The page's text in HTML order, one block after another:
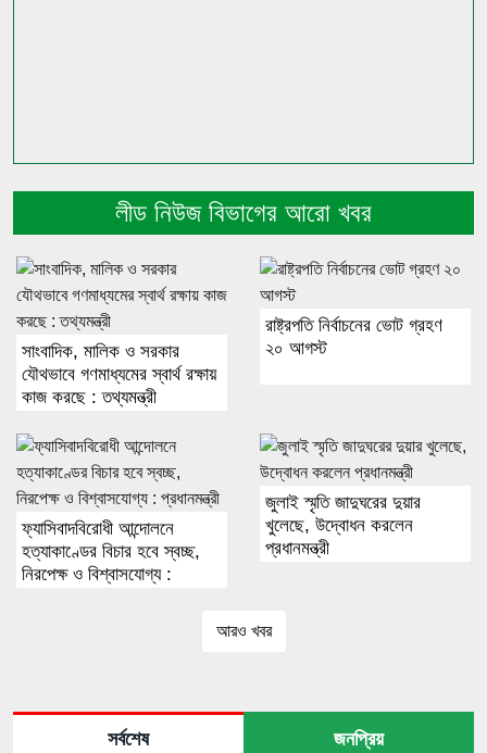
লীড নিউজ বিভাগের আরো খবর
সাংবাদিক, মালিক ও সরকার
যৌথভাবে গণমাধ্যমের স্বার্থ রক্ষায়
কাজ করছে : তথ্যমন্ত্রী
রাষ্ট্রপতি নির্বাচনের ভোট গ্রহণ
২০ আগস্ট
ফ্যাসিবাদবিরোধী আন্দোলনে
হত্যাকাণ্ডের বিচার হবে স্বচ্ছ,
নিরপেক্ষ ও বিশ্বাসযোগ্য :
জুলাই স্মৃতি জাদুঘরের দুয়ার
খুলেছে, উদ্বোধন করলেন
প্রধানমন্ত্রী
আরও খবর
সর্বশেষ জনপ্রিয়